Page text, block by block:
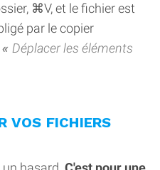
⌘V, et le fichier est
par le copier
Déplacer les éléments
VOS FICHIERS